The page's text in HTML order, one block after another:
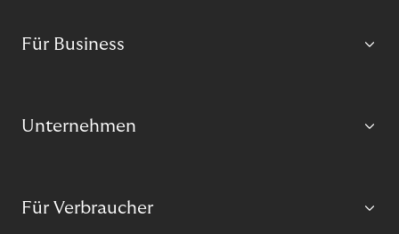
Für Business
Unternehmen
Für Verbraucher